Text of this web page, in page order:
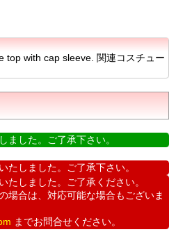
top with cap sleeve. 関連コスチュー
ました。ご了承下さい。
たしました。ご了承下さい。
たしました。ご了承ください。
場合は、対応可能な場合もございま
までお問合せください。